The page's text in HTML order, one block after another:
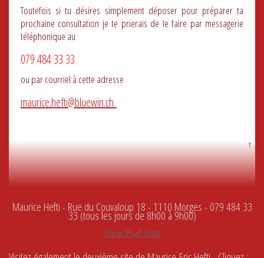
Toutefois si tu désires simplement déposer pour préparer ta
prochaine consultation je te prierais de le faire par messagerie
téléphonique au
079 484 33 33
ou par courriel à cette adresse
maurice.hefti@bluewin.ch
↑
Maurice Hefti - Rue du Couvaloup 18 - 1110 Morges - 079 484 33
33 (tous les jours de 8h00 à 9h00)
View Full Site